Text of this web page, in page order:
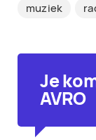
muziek
Je
AVRO